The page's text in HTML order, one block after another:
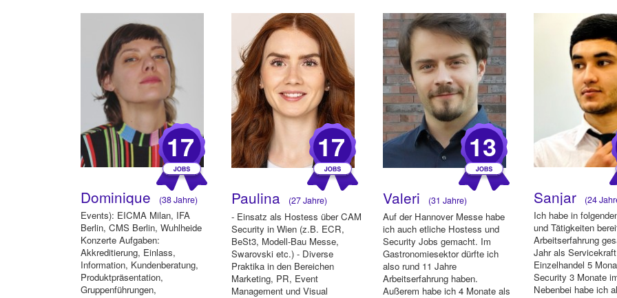
17
Dominique (38 Jahre)
Events): EICMA Milan, IFA
Berlin, CMS Berlin, Wuhlheide
Konzerte Aufgaben:
Akkreditierung, Einlass,
Information, Kundenberatung,
Produktpräsentation,
Gruppenführungen,
17
Paulina (27 Jahre)
- Einsatz als Hostess über CAM
Security in Wien (z.B. ECR,
BeSt3, Modell-Bau Messe,
Swarovski etc.) - Diverse
Praktika in den Bereichen
Marketing, PR, Event
Management und Visual
13
Valeri (31 Jahre)
Auf der Hannover Messe habe
ich auch etliche Hostess und
Security Jobs gemacht. Im
Gastronomiesektor dürfte ich
also rund 11 Jahre
Arbeitserfahrung haben.
Außerem habe ich 4 Monate als
Sanjar (24
Ich habe in
und Tätigkeiten
Arbeitserfahrung
Jahr als
Einzelhandel 5
Security 3 Monate
Nebenbei habe ich